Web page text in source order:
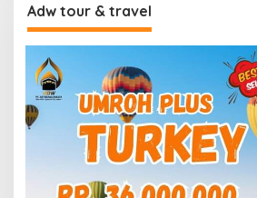
Adw tour & travel